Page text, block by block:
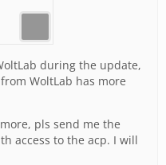
during the update,
WoltLab has more
pls send me the
access to the acp. I will